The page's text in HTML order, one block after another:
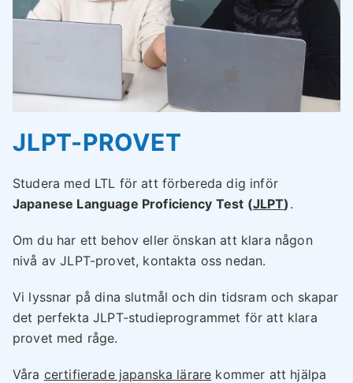
JLPT-PROVET
Studera med LTL för att förbereda dig inför
Japanese Language Proficiency Test (JLPT) .
Om du har ett behov eller önskan att klara någon
nivå av JLPT-provet, kontakta oss nedan.
Vi lyssnar på dina slutmål och din tidsram och skapar
det perfekta JLPT-studieprogrammet för att klara
provet med råge.
Våra certifierade japanska lärare kommer att hjälpa